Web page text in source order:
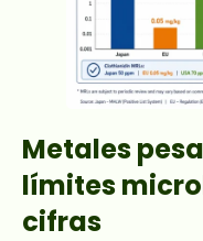
Metales
límites
cifras